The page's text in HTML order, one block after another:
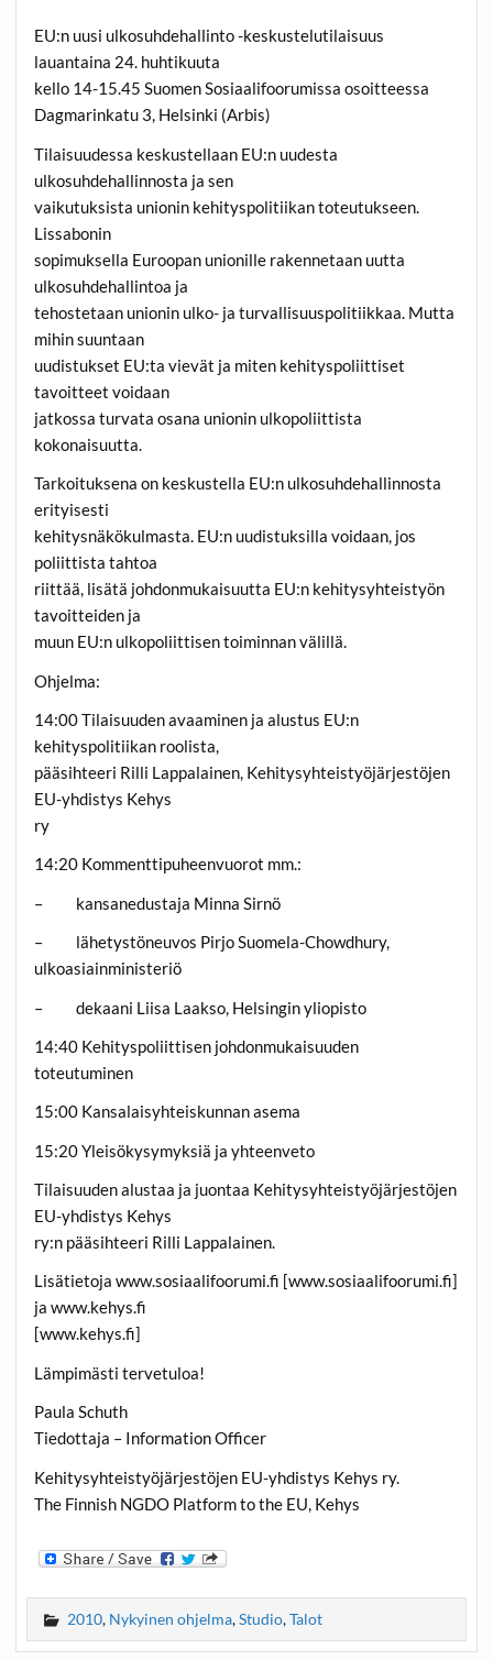
EU:n uusi ulkosuhdehallinto -keskustelutilaisuus
lauantaina 24. huhtikuuta
kello 14-15.45 Suomen Sosiaalifoorumissa osoitteessa
Dagmarinkatu 3, Helsinki (Arbis)
Tilaisuudessa keskustellaan EU:n uudesta
ulkosuhdehallinnosta ja sen
vaikutuksista unionin kehityspolitiikan toteutukseen.
Lissabonin
sopimuksella Euroopan unionille rakennetaan uutta
ulkosuhdehallintoa ja
tehostetaan unionin ulko- ja turvallisuuspolitiikkaa. Mutta
mihin suuntaan
uudistukset EU:ta vievät ja miten kehityspoliittiset
tavoitteet voidaan
jatkossa turvata osana unionin ulkopoliittista
kokonaisuutta.
Tarkoituksena on keskustella EU:n ulkosuhdehallinnosta
erityisesti
kehitysnäkökulmasta. EU:n uudistuksilla voidaan, jos
poliittista tahtoa
riittää, lisätä johdonmukaisuutta EU:n kehitysyhteistyön
tavoitteiden ja
muun EU:n ulkopoliittisen toiminnan välillä.
Ohjelma:
14:00 Tilaisuuden avaaminen ja alustus EU:n
kehityspolitiikan roolista,
pääsihteeri Rilli Lappalainen, Kehitysyhteistyöjärjestöjen
EU-yhdistys Kehys
ry
14:20 Kommenttipuheenvuorot mm.:
– kansanedustaja Minna Sirnö
– lähetystöneuvos Pirjo Suomela-Chowdhury,
ulkoasiainministeriö
– dekaani Liisa Laakso, Helsingin yliopisto
14:40 Kehityspoliittisen johdonmukaisuuden
toteutuminen
15:00 Kansalaisyhteiskunnan asema
15:20 Yleisökysymyksiä ja yhteenveto
Tilaisuuden alustaa ja juontaa Kehitysyhteistyöjärjestöjen
EU-yhdistys Kehys
ry:n pääsihteeri Rilli Lappalainen.
Lisätietoja www.sosiaalifoorumi.fi [www.sosiaalifoorumi.fi]
ja www.kehys.fi
[www.kehys.fi]
Lämpimästi tervetuloa!
Paula Schuth
Tiedottaja – Information Officer
Kehitysyhteistyöjärjestöjen EU-yhdistys Kehys ry.
The Finnish NGDO Platform to the EU, Kehys
2010, Nykyinen ohjelma,Studio,Talot